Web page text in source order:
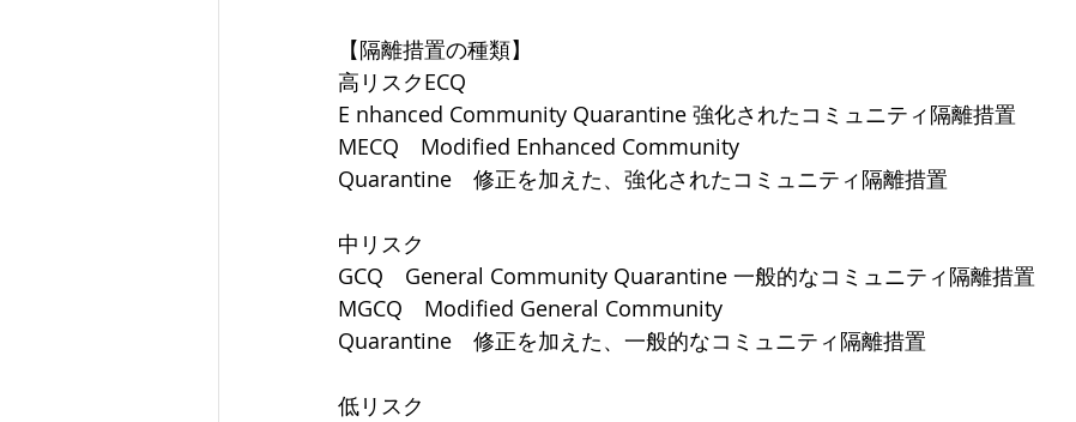
【隔離措置の種類】
高リスクECQ
E nhanced Community Quarantine 強化されたコミュニティ隔離措置
MECQ　Modified Enhanced Community
Quarantine　修正を加えた、強化されたコミュニティ隔離措置
中リスク
GCQ　General Community Quarantine 一般的なコミュニティ隔離措置
MGCQ　Modified General Community
Quarantine　修正を加えた、一般的なコミュニティ隔離措置
低リスク